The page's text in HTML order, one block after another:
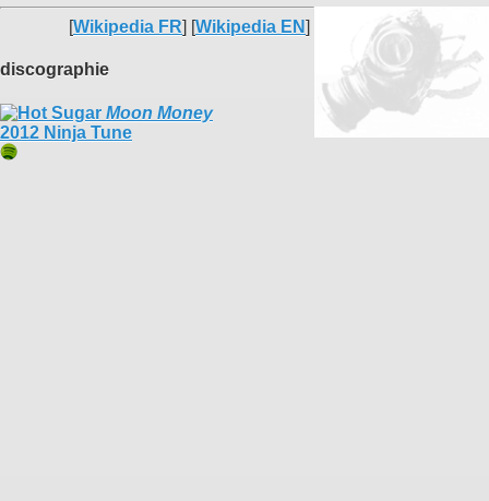
[Wikipedia FR] [Wikipedia EN]
discographie
Moon Money
2012 Ninja Tune